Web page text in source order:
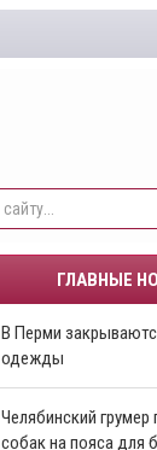
ГЛАВНЫЕ
В Перми
одежды
Челябинский
собак на пояса для